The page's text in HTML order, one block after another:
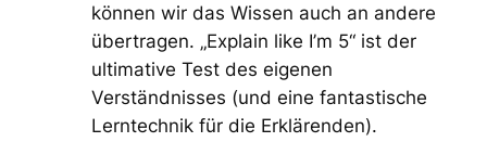
können wir das Wissen auch an andere
übertragen. „Explain like I’m 5“ ist der
ultimative Test des eigenen
Verständnisses (und eine fantastische
Lerntechnik für die Erklärenden).